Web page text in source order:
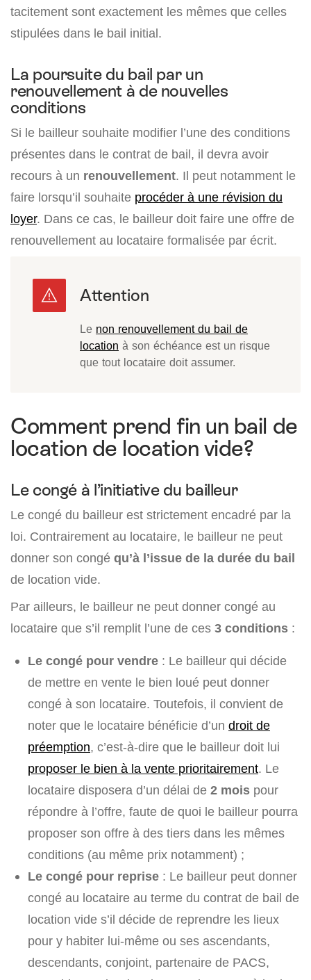
tacitement sont exactement les mêmes que celles
stipulées dans le bail initial.
La poursuite du bail par un
renouvellement à de nouvelles
conditions
Si le bailleur souhaite modifier l’une des conditions
présentes dans le contrat de bail, il devra avoir
recours à un renouvellement. Il peut notamment le
faire lorsqu’il souhaite procéder à une révision du
loyer. Dans ce cas, le bailleur doit faire une offre de
renouvellement au locataire formalisée par écrit.
Le non renouvellement du bail de
location à son échéance est un risque
que tout locataire doit assumer.
Comment prend fin un bail de
location de location vide?
Le congé à l’initiative du bailleur
Le congé du bailleur est strictement encadré par la
loi. Contrairement au locataire, le bailleur ne peut
donner son congé qu’à l’issue de la durée du bail
de location vide.
Par ailleurs, le bailleur ne peut donner congé au
locataire que s’il remplit l’une de ces 3 conditions :
Le congé pour vendre : Le bailleur qui décide
de mettre en vente le bien loué peut donner
congé à son locataire. Toutefois, il convient de
noter que le locataire bénéficie d’un droit de
préemption, c’est-à-dire que le bailleur doit lui
proposer le bien à la vente prioritairement. Le
locataire disposera d’un délai de 2 mois pour
répondre à l’offre, faute de quoi le bailleur pourra
proposer son offre à des tiers dans les mêmes
conditions (au même prix notamment) ;
Le congé pour reprise : Le bailleur peut donner
congé au locataire au terme du contrat de bail de
location vide s’il décide de reprendre les lieux
pour y habiter lui-même ou ses ascendants,
descendants, conjoint, partenaire de PACS,